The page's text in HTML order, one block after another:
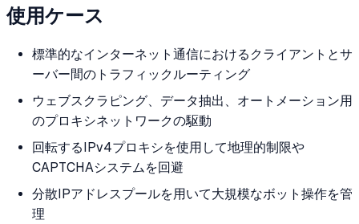
使用ケース
標準的なインターネット通信におけるクライアントとサ
ーバー間のトラフィックルーティング
ウェブスクラピング、データ抽出、オートメーション用
のプロキシネットワークの駆動
回転するIPv4プロキシを使用して地理的制限や
CAPTCHAシステムを回避
分散IPアドレスプールを用いて大規模なボット操作を管
理